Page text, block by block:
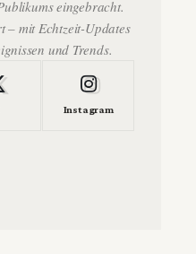
eingebracht.
– mit Echtzeit-Updates
und Trends.
Instagram